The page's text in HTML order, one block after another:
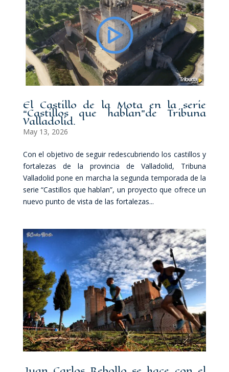
El Castillo de la Mota en la serie
“Castillos que hablan”de Tribuna
Valladolid.
May 13, 2026
Con el objetivo de seguir redescubriendo los castillos y
fortalezas de la provincia de Valladolid, Tribuna
Valladolid pone en marcha la segunda temporada de la
serie “Castillos que hablan”, un proyecto que ofrece un
nuevo punto de vista de las fortalezas...